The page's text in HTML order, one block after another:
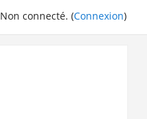
Non connecté. (Connexion)